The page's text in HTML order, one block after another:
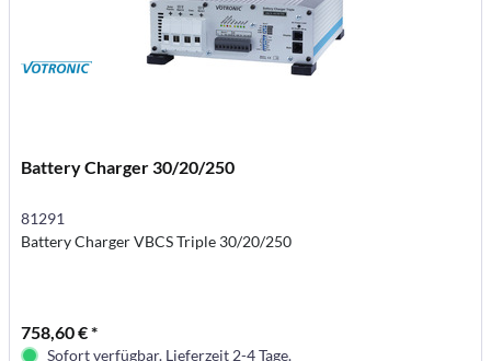
Battery Charger 30/20/250
81291
Battery Charger VBCS Triple 30/20/250
758,60 € *
Sofort verfügbar. Lieferzeit 2-4 Tage.